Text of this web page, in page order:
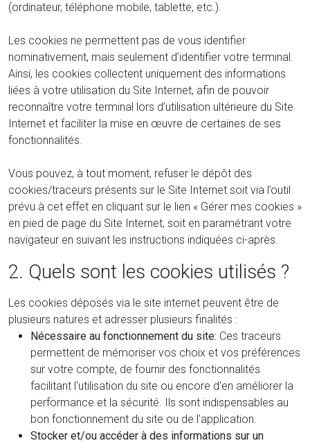
(ordinateur, téléphone mobile, tablette, etc.).
Les cookies ne permettent pas de vous identifier
nominativement, mais seulement d’identifier votre terminal.
Ainsi, les cookies collectent uniquement des informations
liées à votre utilisation du Site Internet, afin de pouvoir
reconnaître votre terminal lors d’utilisation ultérieure du Site
Internet et faciliter la mise en œuvre de certaines de ses
fonctionnalités.
Vous pouvez, à tout moment, refuser le dépôt des
cookies/traceurs présents sur le Site Internet soit via l’outil
prévu à cet effet en cliquant sur le lien « Gérer mes cookies »
en pied de page du Site Internet, soit en paramétrant votre
navigateur en suivant les instructions indiquées ci-après.
2. Quels sont les cookies utilisés ?
Les cookies déposés via le site internet peuvent être de
plusieurs natures et adresser plusieurs finalités :
Nécessaire au fonctionnement du site: Ces traceurs
permettent de mémoriser vos choix et vos préférences
sur votre compte, de fournir des fonctionnalités
facilitant l'utilisation du site ou encore d'en améliorer la
performance et la sécurité. Ils sont indispensables au
bon fonctionnement du site ou de l'application.
Stocker et/ou accéder à des informations sur un